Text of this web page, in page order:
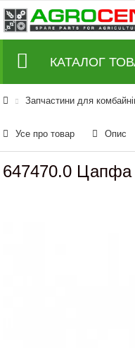
КАТАЛОГ
Запчастини для
Усе про товар Опис
647470.0 Цапфа